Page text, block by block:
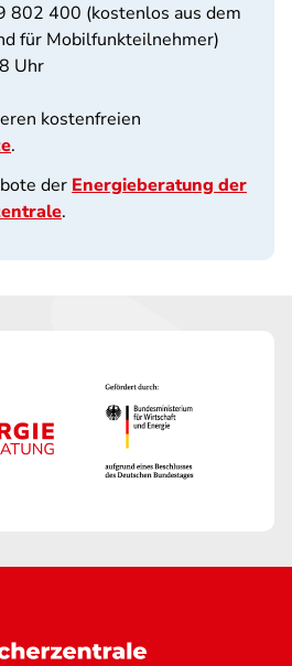
802 400 (kostenlos aus dem
für Mobilfunkteilnehmer)
Uhr
kostenfreien
.
der Energieberatung der
.